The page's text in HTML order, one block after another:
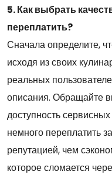
5. Как выбрать
переплатить?
Сначала определите,
исходя из своих
реальных
описания. Обращайте
доступность
немного переплатить
репутацией, чем
которое сломается